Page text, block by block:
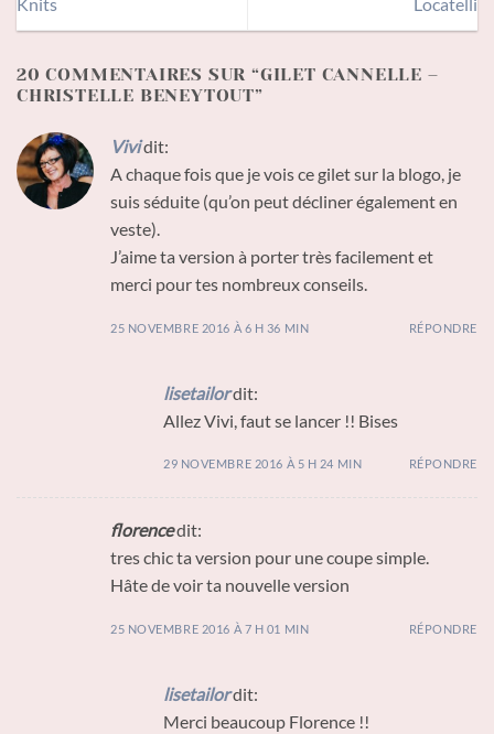
20 COMMENTAIRES SUR “GILET CANNELLE –
CHRISTELLE BENEYTOUT”
Vividit:
A chaque fois que je vois ce gilet sur la blogo, je
suis séduite (qu’on peut décliner également en
veste).
J’aime ta version à porter très facilement et
merci pour tes nombreux conseils.
25 NOVEMBRE 2016 À 6 H 36 MIN RÉPONDRE
lisetailordit:
Allez Vivi, faut se lancer !! Bises
29 NOVEMBRE 2016 À 5 H 24 MIN RÉPONDRE
florencedit:
tres chic ta version pour une coupe simple.
Hâte de voir ta nouvelle version
25 NOVEMBRE 2016 À 7 H 01 MIN RÉPONDRE
lisetailordit:
Merci beaucoup Florence !!